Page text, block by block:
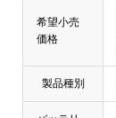
希望小売
価格
製品種別